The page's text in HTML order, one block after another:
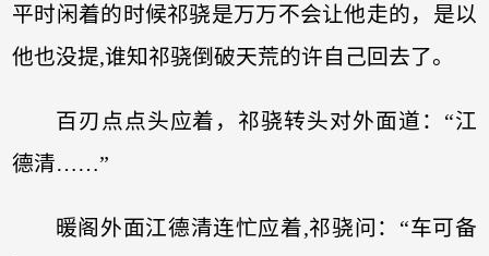
平时闲着的时候祁骁是万万不会让他走的，是以
他也没提,谁知祁骁倒破天荒的许自己回去了。
百刃点点头应着，祁骁转头对外面道：“江
德清……”
暖阁外面江德清连忙应着,祁骁问：“车可备